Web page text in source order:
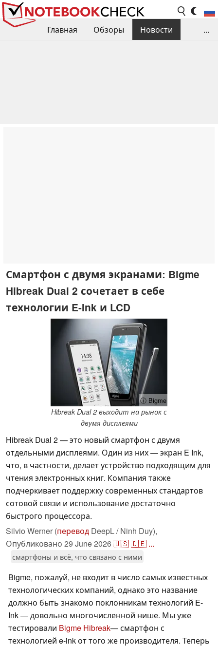
Главная Обзоры
Новости
...
Смартфон с двумя экранами: Bigme
Hibreak Dual 2 сочетает в себе
технологии E-Ink и LCD
ⓘ Bigme
Hibreak Dual 2 выходит на рынок с
двумя дисплеями
Hibreak Dual 2 — это новый смартфон с двумя
отдельными дисплеями. Один из них — экран E Ink,
что, в частности, делает устройство подходящим для
чтения электронных книг. Компания также
подчеркивает поддержку современных стандартов
сотовой связи и использование достаточно
быстрого процессора.
Silvio Werner (перевод DeepL / Ninh Duy),
Опубликовано 29 June 2026🇺🇸🇩🇪 ...
смартфоны и всё, что связано с ними
Bigme, пожалуй, не входит в число самых известных
технологических компаний, однако это название
должно быть знакомо поклонникам технологий E-
Ink — довольно многочисленной нише. Мы уже
тестировали Bigme Hibreak— смартфон с
технологией e-ink от того же производителя. Теперь